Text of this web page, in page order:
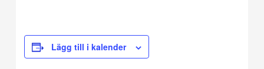
Lägg till i kalender